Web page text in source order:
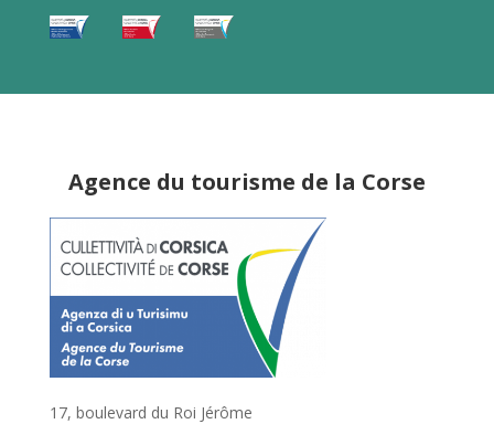
Agence du tourisme de la Corse
17, boulevard du Roi Jérôme